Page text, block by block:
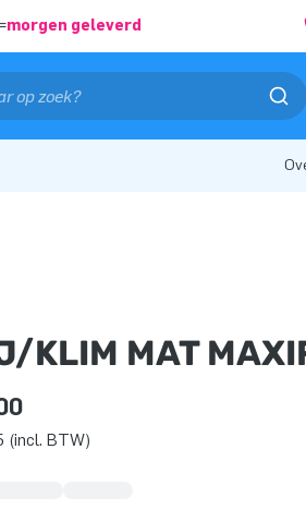
morgen geleverd
KLIM MAT
(incl. BTW)